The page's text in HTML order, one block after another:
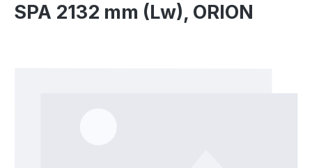
SPA 2132 mm (Lw), ORION